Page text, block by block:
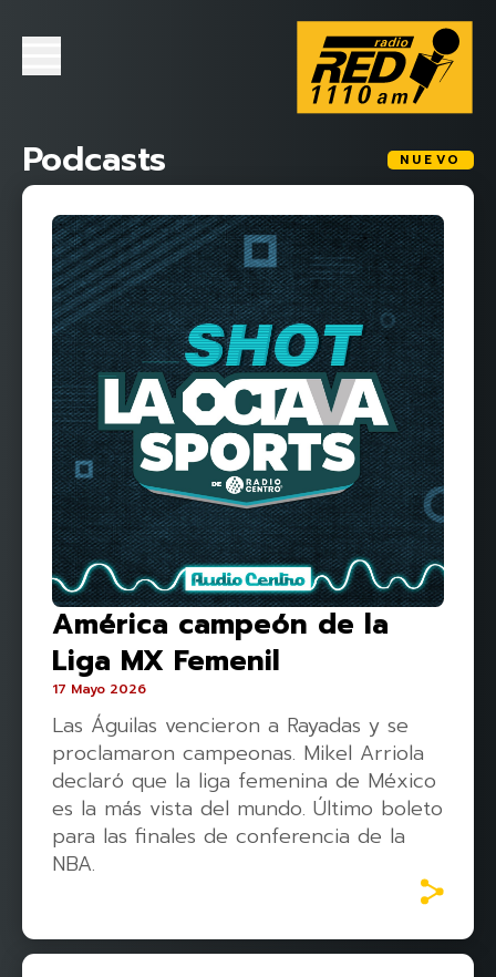
Podcasts NUEVO
América campeón de la
Liga MX Femenil
17 Mayo 2026
Las Águilas vencieron a Rayadas y se
proclamaron campeonas. Mikel Arriola
declaró que la liga femenina de México
es la más vista del mundo. Último boleto
para las finales de conferencia de la
NBA.